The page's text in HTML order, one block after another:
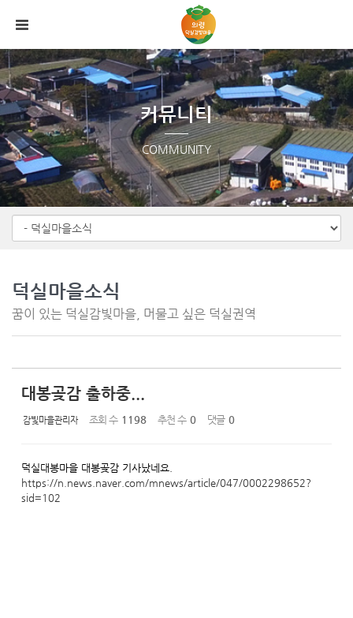
메뉴 건너뛰기
커뮤니티
COMMUNITY
덕실마을소식
꿈이 있는 덕실감빛마을, 머물고 싶은 덕실권역
대봉곶감 출하중...
감빛마을관리자 조회 수 1198 추천 수 0 댓글 0
덕실대봉마을 대봉곶감 기사났네요.
https://n.news.naver.com/mnews/article/047/0002298652?
sid=102